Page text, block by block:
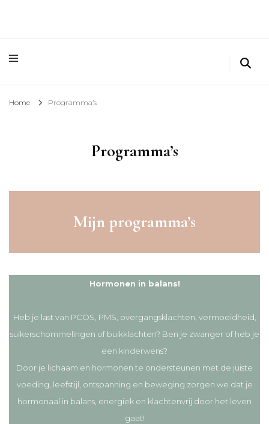
Home Programma’s
Programma’s
Mijn programma’s
Hormonen in balans!
Heb je last van PCOS, PMS, overgangsklachten, vermoeidheid,
suikerschommelingen of buikklachten? Ben je zwanger of heb je
een kinderwens?
Door je lichaam en hormonen te ondersteunen met de juiste
voeding, leefstijl, ontspanning en beweging zorgen we dat je
hormonaal in balans, energiek en klachtenvrij door het leven
gaat!